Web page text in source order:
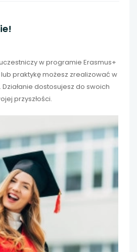
w programie Erasmus+
praktykę możesz zrealizować w
dostosujesz do swoich
przyszłości.